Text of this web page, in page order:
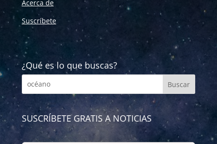
Acerca de
Suscríbete
¿Qué es lo que buscas?
SUSCRÍBETE GRATIS A NOTICIAS